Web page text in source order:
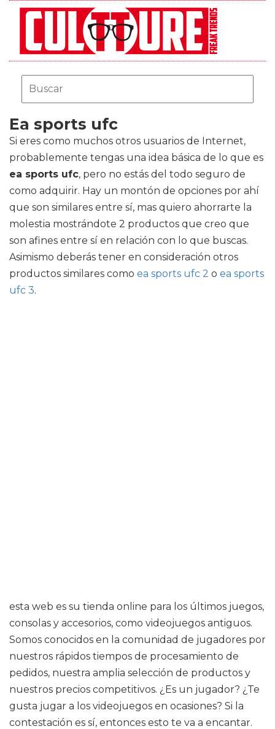
Ea sports ufc
Si eres como muchos otros usuarios de Internet,
probablemente tengas una idea básica de lo que es
ea sports ufc, pero no estás del todo seguro de
como adquirir. Hay un montón de opciones por ahí
que son similares entre sí, mas quiero ahorrarte la
molestia mostrándote 2 productos que creo que
son afines entre sí en relación con lo que buscas.
Asimismo deberás tener en consideración otros
productos similares como ea sports ufc 2 o ea sports
ufc 3.
esta web es su tienda online para los últimos juegos,
consolas y accesorios, como videojuegos antiguos.
Somos conocidos en la comunidad de jugadores por
nuestros rápidos tiempos de procesamiento de
pedidos, nuestra amplia selección de productos y
nuestros precios competitivos. ¿Es un jugador? ¿Te
gusta jugar a los videojuegos en ocasiones? Si la
contestación es sí, entonces esto te va a encantar.